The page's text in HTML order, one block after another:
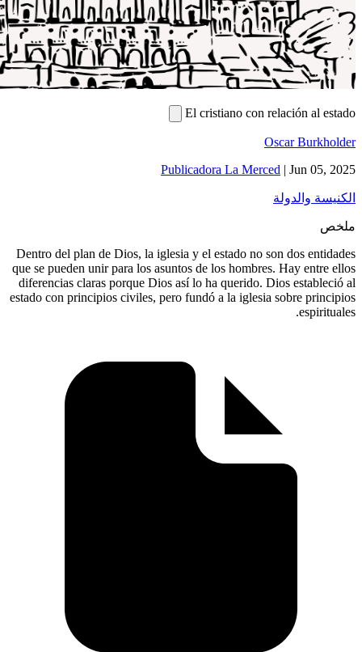
El
Publicadora
Dentro del plan de Dios, la iglesia y el
que se pueden unir para los asuntos de los
diferencias claras porque Dios así lo ha
estado con principios civiles, pero fundó a